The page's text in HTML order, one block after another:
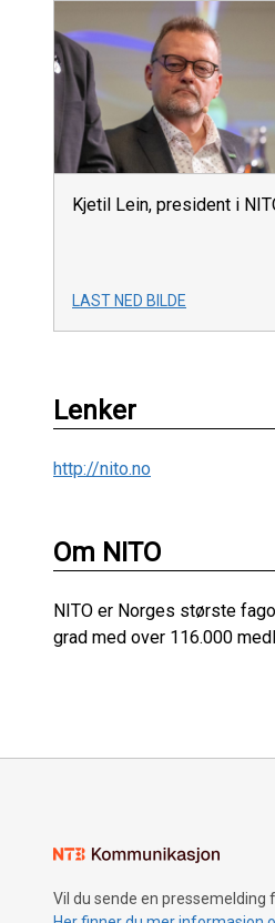
Kjetil Lein, president i
LAST NED BILDE
Lenker
http://nito.no
Om NITO
NITO er Norges største
grad med over 116.000
Vil du sende en pressemelding